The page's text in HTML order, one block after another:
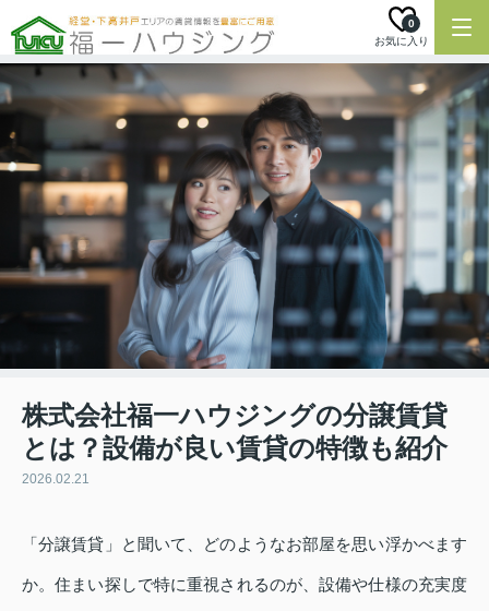
お気に入り
0
株式会社福一ハウジングの分譲賃貸
とは？設備が良い賃貸の特徴も紹介
2026.02.21
「分譲賃貸」と聞いて、どのようなお部屋を思い浮かべます
か。住まい探しで特に重視されるのが、設備や仕様の充実度